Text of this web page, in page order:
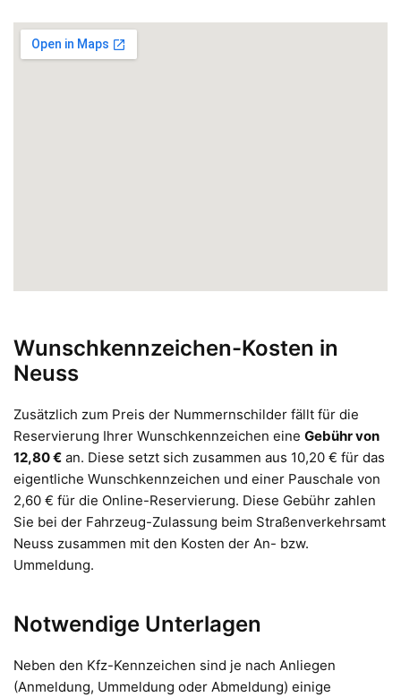
Wunschkennzeichen-Kosten in
Neuss
Zusätzlich zum Preis der Nummernschilder fällt für die
Reservierung Ihrer Wunschkennzeichen eine Gebühr von
12,80 € an. Diese setzt sich zusammen aus 10,20 € für das
eigentliche Wunschkennzeichen und einer Pauschale von
2,60 € für die Online-Reservierung. Diese Gebühr zahlen
Sie bei der Fahrzeug-Zulassung beim Straßenverkehrsamt
Neuss zusammen mit den Kosten der An- bzw.
Ummeldung.
Notwendige Unterlagen
Neben den Kfz-Kennzeichen sind je nach Anliegen
(Anmeldung, Ummeldung oder Abmeldung) einige